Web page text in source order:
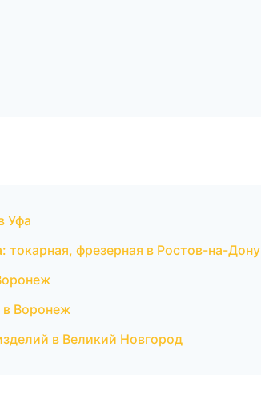
Уфа
фрезерная в Ростов-на-Дону
Воронеж
в Великий Новгород